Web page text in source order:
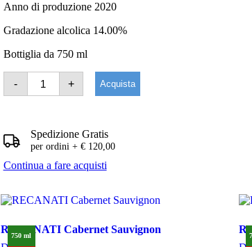
Anno di produzione 2020
Gradazione alcolica 14.00%
Bottiglia da 750 ml
-
VINA
MEMORIAS
Rambam
+ Acquista
Spedizione Gratis
per ordini + € 120,00
Continua a fare acquisti
750 ml
RECANATI Cabernet Sauvignon